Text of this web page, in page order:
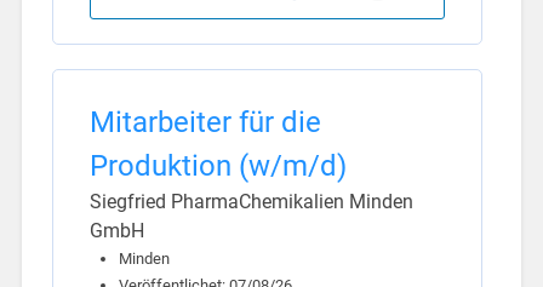
Mitarbeiter für die
Produktion (w/m/d)
Siegfried PharmaChemikalien Minden
GmbH
Minden